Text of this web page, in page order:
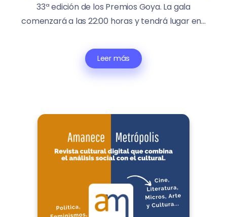
33ª edición de los Premios Goya. La gala
comenzará a las 22:00 horas y tendrá lugar en...
Leer más